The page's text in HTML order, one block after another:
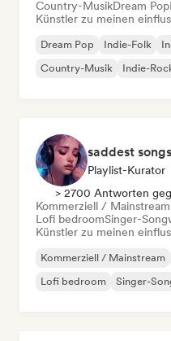
Country-MusikDream Pop
Künstler zu meinen
Dream Pop Indie-Folk
Country-Musik
Indie-
saddest
Playlist-Kurator
> 2700 Antworten
Kommerziell / Mainstream
Lofi bedroomSinger-
Künstler zu meinen
Kommerziell / Mainstream
Lofi bedroom
Singer-